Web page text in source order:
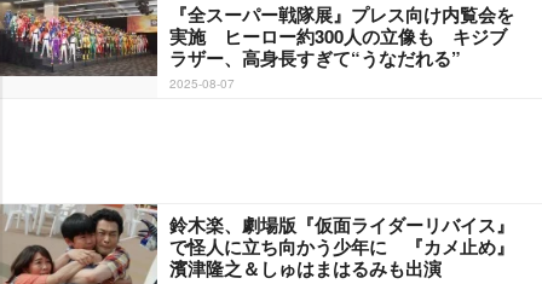
『全スーパー戦隊展』プレス向け内覧会を
実施 ヒーロー約300人の立像も キジブ
ラザー、高身長すぎて“うなだれる”
2025-08-07
鈴木楽、劇場版『仮面ライダーリバイス』
で怪人に立ち向かう少年に 『カメ止め』
濱津隆之＆しゅはまはるみも出演